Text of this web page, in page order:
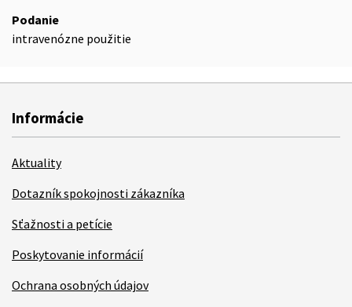
Podanie
intravenózne použitie
Informácie
Aktuality
Dotazník spokojnosti zákazníka
Sťažnosti a petície
Poskytovanie informácií
Ochrana osobných údajov